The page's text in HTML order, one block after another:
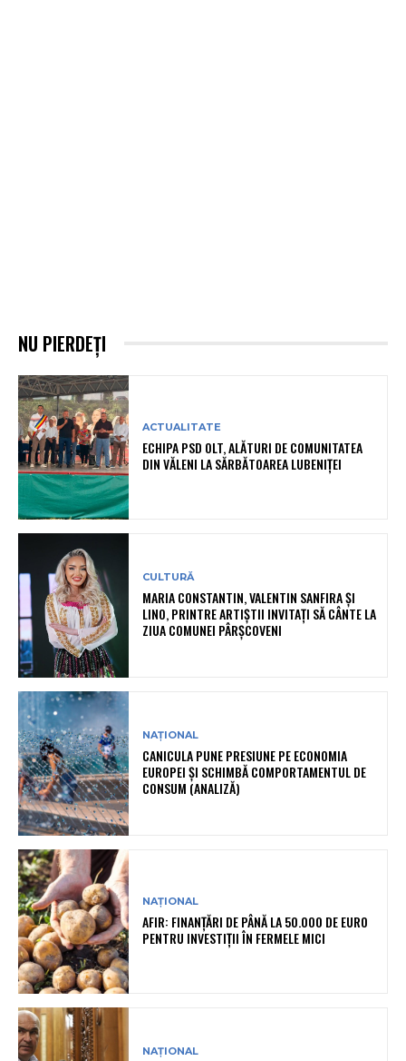
NU PIERDEȚI
ACTUALITATE
ECHIPA PSD OLT, ALĂTURI DE COMUNITATEA
DIN VĂLENI LA SĂRBĂTOAREA LUBENIȚEI
CULTURĂ
MARIA CONSTANTIN, VALENTIN SANFIRA ȘI
LINO, PRINTRE ARTIȘTII INVITAȚI SĂ CÂNTE LA
ZIUA COMUNEI PÂRȘCOVENI
NAȚIONAL
CANICULA PUNE PRESIUNE PE ECONOMIA
EUROPEI ȘI SCHIMBĂ COMPORTAMENTUL DE
CONSUM (ANALIZĂ)
NAȚIONAL
AFIR: FINANȚĂRI DE PÂNĂ LA 50.000 DE EURO
PENTRU INVESTIȚII ÎN FERMELE MICI
NAȚIONAL